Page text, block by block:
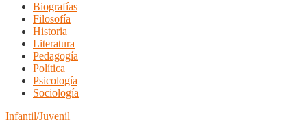
Biografías
Filosofía
Historia
Literatura
Pedagogía
Política
Psicología
Sociología
Infantil/Juvenil